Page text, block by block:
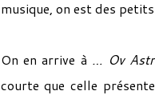
musique, on est des
On en arrive à … Ov
courte que celle